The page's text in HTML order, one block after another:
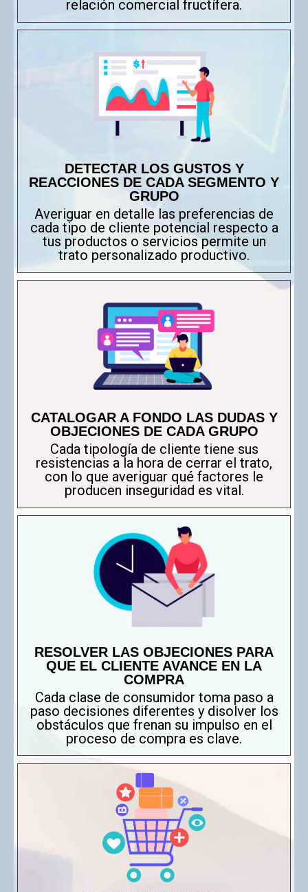
relación comercial fructífera.
DETECTAR LOS GUSTOS Y
REACCIONES DE CADA SEGMENTO Y
GRUPO
Averiguar en detalle las preferencias de
cada tipo de cliente potencial respecto a
tus productos o servicios permite un
trato personalizado productivo.
CATALOGAR A FONDO LAS DUDAS Y
OBJECIONES DE CADA GRUPO
Cada tipología de cliente tiene sus
resistencias a la hora de cerrar el trato,
con lo que averiguar qué factores le
producen inseguridad es vital.
RESOLVER LAS OBJECIONES PARA
QUE EL CLIENTE AVANCE EN LA
COMPRA
Cada clase de consumidor toma paso a
paso decisiones diferentes y disolver los
obstáculos que frenan su impulso en el
proceso de compra es clave.